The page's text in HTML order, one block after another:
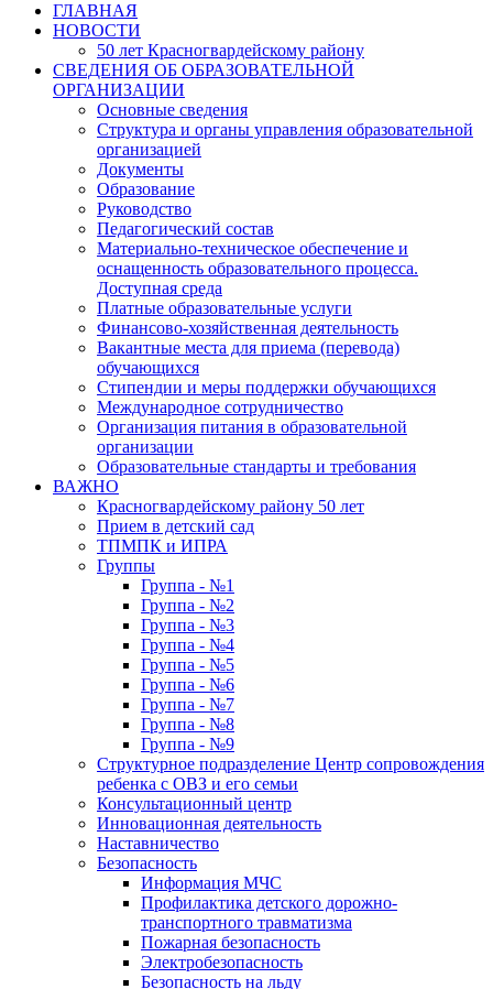
ГЛАВНАЯ
НОВОСТИ
50 лет Красногвардейскому району
СВЕДЕНИЯ ОБ ОБРАЗОВАТЕЛЬНОЙ
ОРГАНИЗАЦИИ
Основные сведения
Структура и органы управления образовательной
организацией
Документы
Образование
Руководство
Педагогический состав
Материально-техническое обеспечение и
оснащенность образовательного процесса.
Доступная среда
Платные образовательные услуги
Финансово-хозяйственная деятельность
Вакантные места для приема (перевода)
обучающихся
Стипендии и меры поддержки обучающихся
Международное сотрудничество
Организация питания в образовательной
организации
Образовательные стандарты и требования
ВАЖНО
Красногвардейскому району 50 лет
Прием в детский сад
ТПМПК и ИПРА
Группы
Группа - №1
Группа - №2
Группа - №3
Группа - №4
Группа - №5
Группа - №6
Группа - №7
Группа - №8
Группа - №9
Структурное подразделение Центр сопровождения
ребенка с ОВЗ и его семьи
Консультационный центр
Инновационная деятельность
Наставничество
Безопасность
Информация МЧС
Профилактика детского дорожно-
транспортного травматизма
Пожарная безопасность
Электробезопасность
Безопасность на льду